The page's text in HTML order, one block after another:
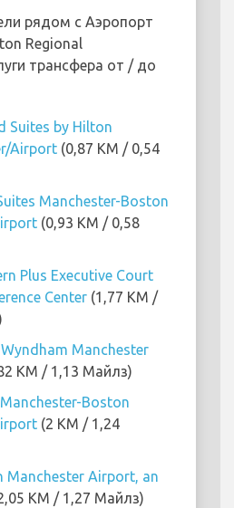
рядом с Аэропорт
Regional
трансфера от / до
Suites by Hilton
Airport (0,87 KM / 0,54
Manchester-Boston
(0,93 KM / 0,58
Plus Executive Court
Center (1,77 KM /
Manchester
KM / 1,13 Майлз)
Boston
(2 KM / 1,24
Manchester Airport, an
KM / 1,27 Майлз)